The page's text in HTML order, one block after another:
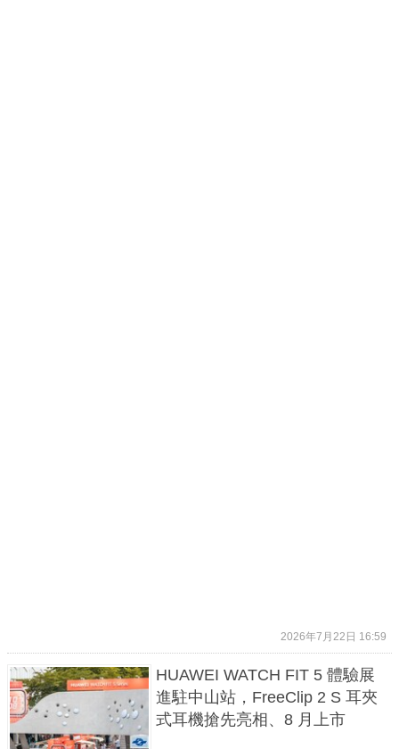
2026年7月22日 16:59
HUAWEI WATCH FIT 5 體驗展
進駐中山站，FreeClip 2 S 耳夾
式耳機搶先亮相、8 月上市